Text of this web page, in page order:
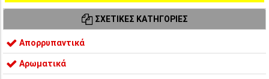
ΣΧΕΤΙΚΈΣ ΚΑΤΗΓΟΡΊΕΣ
Απορρυπαντικά
Αρωματικά